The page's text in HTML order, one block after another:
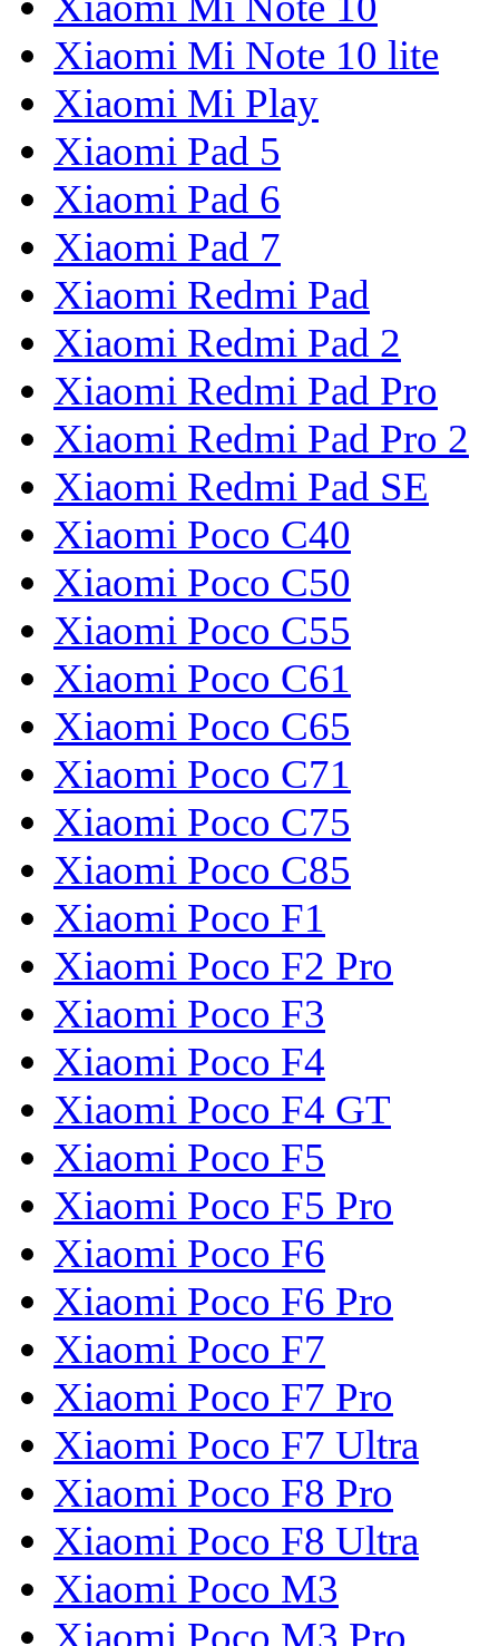
Xiaomi Mi Note 10 lite
Xiaomi Mi Play
Xiaomi Pad 5
Xiaomi Pad 6
Xiaomi Pad 7
Xiaomi Redmi Pad
Xiaomi Redmi Pad 2
Xiaomi Redmi Pad Pro
Xiaomi Redmi Pad Pro 2
Xiaomi Redmi Pad SE
Xiaomi Poco C40
Xiaomi Poco C50
Xiaomi Poco C55
Xiaomi Poco C61
Xiaomi Poco C65
Xiaomi Poco C71
Xiaomi Poco C75
Xiaomi Poco C85
Xiaomi Poco F1
Xiaomi Poco F2 Pro
Xiaomi Poco F3
Xiaomi Poco F4
Xiaomi Poco F4 GT
Xiaomi Poco F5
Xiaomi Poco F5 Pro
Xiaomi Poco F6
Xiaomi Poco F6 Pro
Xiaomi Poco F7
Xiaomi Poco F7 Pro
Xiaomi Poco F7 Ultra
Xiaomi Poco F8 Pro
Xiaomi Poco F8 Ultra
Xiaomi Poco M3